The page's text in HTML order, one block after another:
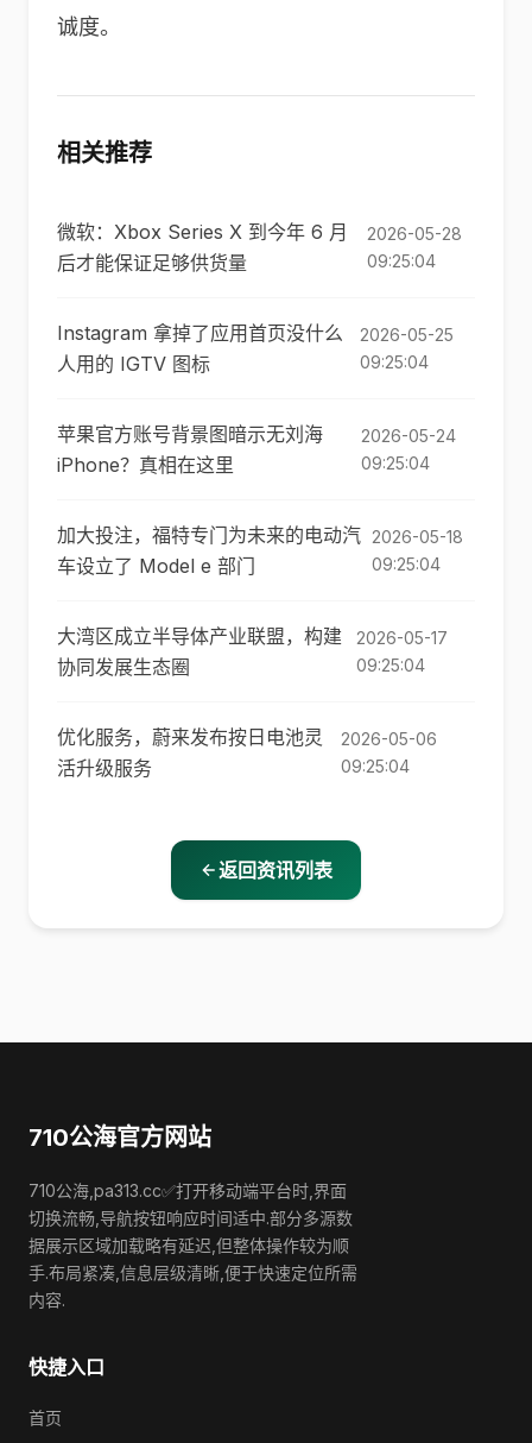
诚度。
相关推荐
微软：Xbox Series X 到今年 6 月
后才能保证足够供货量
2026-05-28
09:25:04
Instagram 拿掉了应用首页没什么
人用的 IGTV 图标
2026-05-25
09:25:04
苹果官方账号背景图暗示无刘海
iPhone？真相在这里
2026-05-24
09:25:04
加大投注，福特专门为未来的电动汽
车设立了 Model e 部门
2026-05-18
09:25:04
大湾区成立半导体产业联盟，构建
协同发展生态圈
2026-05-17
09:25:04
优化服务，蔚来发布按日电池灵
活升级服务
2026-05-06
09:25:04
返回资讯列表
710公海官方网站
710公海,pa313.cc✅打开移动端平台时,界面
切换流畅,导航按钮响应时间适中.部分多源数
据展示区域加载略有延迟,但整体操作较为顺
手.布局紧凑,信息层级清晰,便于快速定位所需
内容.
快捷入口
首页